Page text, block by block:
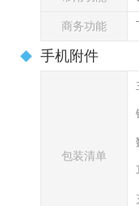
商务功能
手机附件
包装清单